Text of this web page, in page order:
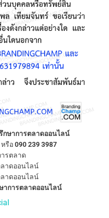
กษาการตลาดออนไลน์
รือ090 239 3987
รตลาด
าดออนไลน์
าดออนไลน์
าการตลาดออนไลน์